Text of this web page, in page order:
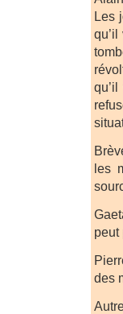
Les
les
peut
des